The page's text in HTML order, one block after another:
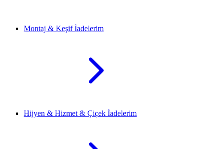
Montaj & Keşif İadelerim
Hijyen & Hizmet & Çiçek İadelerim